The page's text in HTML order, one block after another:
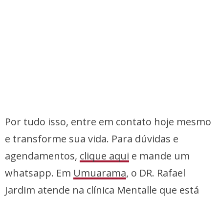
Por tudo isso, entre em contato hoje mesmo
e transforme sua vida. Para dúvidas e
agendamentos, clique aqui e mande um
whatsapp. Em Umuarama, o DR. Rafael
Jardim atende na clínica Mentalle que está